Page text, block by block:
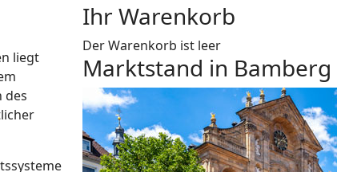
liegt
des
Ihr Warenkorb
Der Warenkorb ist leer
Marktstand in Bamberg